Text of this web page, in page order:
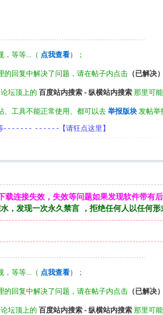
，等等...（ 点我查看） ；
的回复中解决了问题，请在帖子内点击 （已解决）
坛顶上的 百度站内搜索 - 纵横站内搜索 那里可
、工具不能正常使用、都可以去 举报版块 发帖举
- - - - - - - - - - - -【请狂点这里】
载连接失效，失效等问题如果发现软件带有
，发现一次永久禁言 ，拒绝任何人以任何
，等等...（ 点我查看） ；
的回复中解决了问题，请在帖子内点击 （已解决）
坛顶上的 百度站内搜索 - 纵横站内搜索 那里可